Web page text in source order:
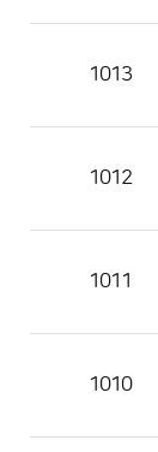
로
제
성
1013
1012
1011
1010